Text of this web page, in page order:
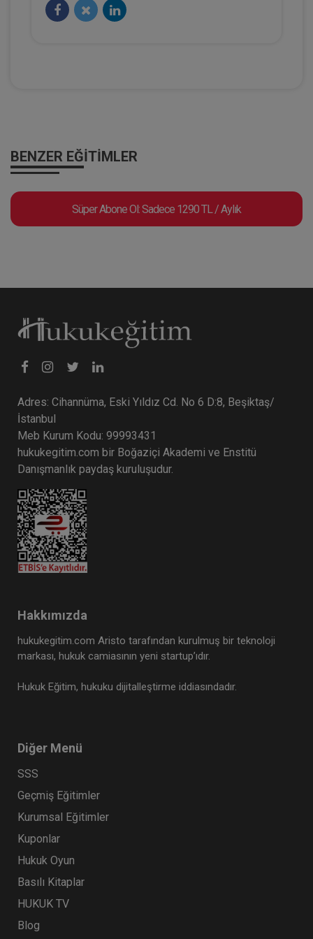
HMGS Rehberi 2025 | 1. Bölüm - Prof.
Dr. Şebnem AKİPEK ÖCAL
Eğitim Yapıldı Tekrar Talep Et
CJC: 2. Sezon 5. Nüsha: Yargıtay
Kararları Dergisi Ocak 2023 ve Şubat
2024 Medenî Hukuka İlişkin Kararlar
Eğitim Yapıldı
Hukuk TV
Hukuka İlişkin Kararlar
Hukuk TV
BENZER EĞITIMLER
Süper Abone Ol: Sadece 1290 TL / Aylık
Adres: Cihannüma, Eski Yıldız Cd. No 6 D:8, Beşiktaş/
İstanbul
Meb Kurum Kodu: 99993431
hukukegitim.com bir Boğaziçi Akademi ve Enstitü
Danışmanlık paydaş kuruluşudur.
Hakkımızda
hukukegitim.com Aristo tarafından kurulmuş bir teknoloji
markası, hukuk camiasının yeni startup’ıdır.
Hukuk Eğitim, hukuku dijitalleştirme iddiasındadır.
Diğer Menü
SSS
Geçmiş Eğitimler
Kurumsal Eğitimler
Kuponlar
Hukuk Oyun
Basılı Kitaplar
HUKUK TV
Blog